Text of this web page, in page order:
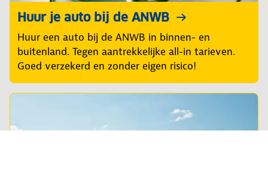
Huur je auto bij de ANWB
Huur een auto bij de ANWB in binnen- en
buitenland. Tegen aantrekkelijke all-in tarieven.
Goed verzekerd en zonder eigen risico!